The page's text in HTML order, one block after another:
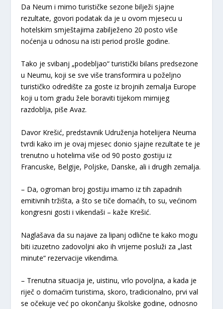
Da Neum i mimo turističke sezone bilježi sjajne
rezultate, govori podatak da je u ovom mjesecu u
hotelskim smještajima zabilježeno 20 posto više
noćenja u odnosu na isti period prošle godine.
Tako je svibanj „podebljao“ turistički bilans predsezone
u Neumu, koji se sve više transformira u poželjno
turističko odredište za goste iz brojnih zemalja Europe
koji u tom gradu žele boraviti tijekom mirnijeg
razdoblja, piše Avaz.
Davor Krešić, predstavnik Udruženja hotelijera Neuma
tvrdi kako im je ovaj mjesec donio sjajne rezultate te je
trenutno u hotelima više od 90 posto gostiju iz
Francuske, Belgije, Poljske, Danske, ali i drugih zemalja.
– Da, ogroman broj gostiju imamo iz tih zapadnih
emitivnih tržišta, a što se tiče domaćih, to su, većinom
kongresni gosti i vikendaši – kaže Krešić.
Naglašava da su najave za lipanj odlične te kako mogu
biti izuzetno zadovoljni ako ih vrijeme posluži za „last
minute“ rezervacije vikendima.
– Trenutna situacija je, uistinu, vrlo povoljna, a kada je
riječ o domaćim turistima, skoro, tradicionalno, prvi val
se očekuje već po okončanju školske godine, odnosno